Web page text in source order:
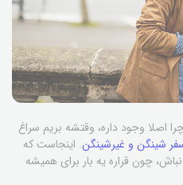
اصلا وجود داره، وقتشه بریم سراغ
شینگن و غیرشینگن. اینجاست که
چون قراره یه بار برای همیشه